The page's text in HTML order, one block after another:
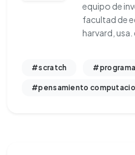
equipo de
facultad de
harvard, usa.
#scratch
#pensamiento